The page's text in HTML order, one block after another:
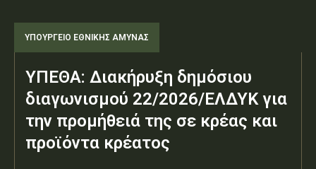
ΥΠΟΥΡΓΕΊΟ ΕΘΝΙΚΉΣ ΆΜΥΝΑΣ
ΥΠΕΘΑ: Διακήρυξη δημόσιου
διαγωνισμού 22/2026/ΕΛΔΥΚ για
την προμήθειά της σε κρέας και
προϊόντα κρέατος